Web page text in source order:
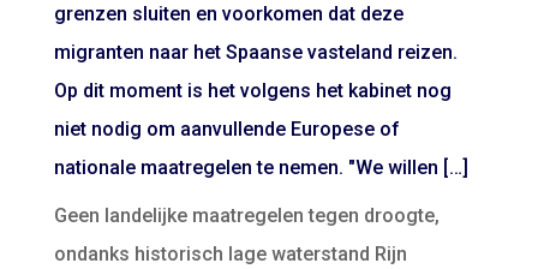
grenzen sluiten en voorkomen dat deze
migranten naar het Spaanse vasteland reizen.
Op dit moment is het volgens het kabinet nog
niet nodig om aanvullende Europese of
nationale maatregelen te nemen. "We willen […]
Geen landelijke maatregelen tegen droogte,
ondanks historisch lage waterstand Rijn